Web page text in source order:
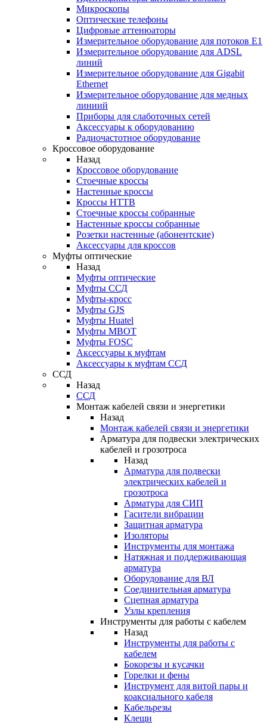
Микроскопы
Оптические телефоны
Цифровые аттенюаторы
Измерительное оборудование для потоков Е1
Измерительное оборудование для ADSL
линий
Измерительное оборудование для Gigabit
Ethernet
Измерительное оборудование для медных
линиий
Приборы для слаботочных сетей
Аксессуары к оборудованию
Радиочастотное оборудование
Кроссовое оборудование
Назад
Кроссовое оборудование
Стоечные кроссы
Настенные кроссы
Кроссы HTTB
Стоечные кроссы собранные
Настенные кроссы собранные
Розетки настенные (абонентские)
Аксессуары для кроссов
Муфты оптические
Назад
Муфты оптические
Муфты ССД
Муфты-кросс
Муфты GJS
Муфты Huatel
Муфты МВОТ
Муфты FOSC
Аксессуары к муфтам
Аксессуары к муфтам ССД
ССД
Назад
ССД
Монтаж кабелей связи и энергетики
Назад
Монтаж кабелей связи и энергетики
Арматура для подвески электрических
кабелей и грозотроса
Назад
Арматура для подвески
электрических кабелей и
грозотроса
Арматура для СИП
Гасители вибрации
Защитная арматура
Изоляторы
Инструменты для монтажа
Натяжная и поддерживающая
арматура
Оборудование для ВЛ
Соединительная арматура
Сцепная арматура
Узлы крепления
Инструменты для работы с кабелем
Назад
Инструменты для работы с
кабелем
Бокорезы и кусачки
Горелки и фены
Инструмент для витой пары и
коаксиального кабеля
Кабельрезы
Клещи